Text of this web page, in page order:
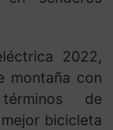
2022,
montaña con
de
bicicleta